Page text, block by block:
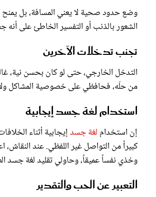
وضع حدود صحية لا يعني المسافة، بل
الشعور بالذنب أو التفسير الخاطئ على
تجنب تدخلات الآخرين
التدخل الخارجي، حتى لو كان بحسن نية،
من حلّه، فحافظي على خصوصية المشاكل ولا
استخدام لغة جسد إيجابية
إن استخدام لغة جسد إيجابية أثناء
كبيراً من التواصل غير اللفظي. عند
وخذي نفساً عميقاً، وحاولي تقليد لغة جسد
التعبير عن الحب والتقدير